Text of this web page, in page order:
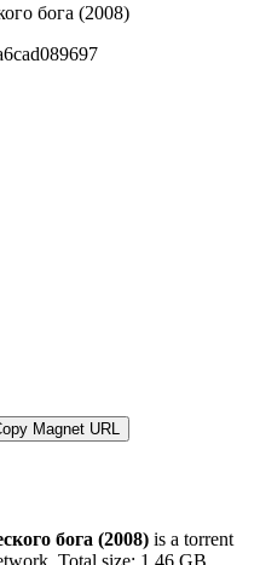
бога (2008)
Magnet URL
бога (2008) is a torrent
Total size: 1.46 GB